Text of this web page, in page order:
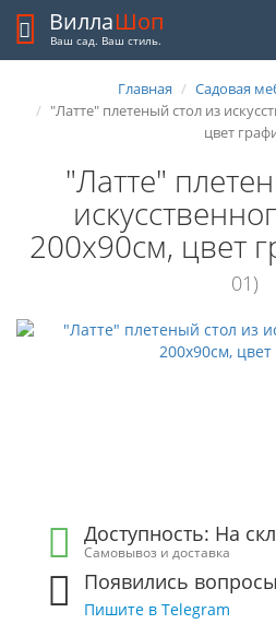
ВиллаШоп
Ваш сад. Ваш стиль.
Главная Садовая
"Латте" плетеный стол из
цвет
"Латте"
200х90см, цвет
01)
Доступность: На
Самовывоз и доставка
Появились
Пишите в Telegram